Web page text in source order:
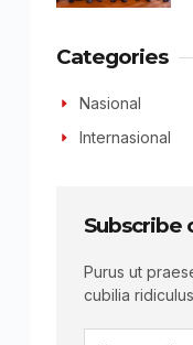
Categories
Nasional
Internasional
Subscribe
Purus ut
cubilia